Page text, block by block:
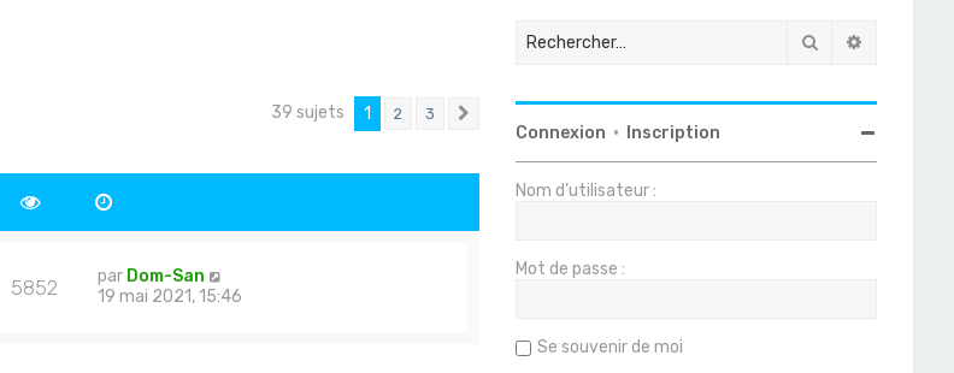
39 sujets 1 2 3
5852 par Dom-San
19 mai 2021, 15:46
Rechercher
Connexion • Inscription
Nom d’utilisateur :
Mot de passe :
Se souvenir de moi